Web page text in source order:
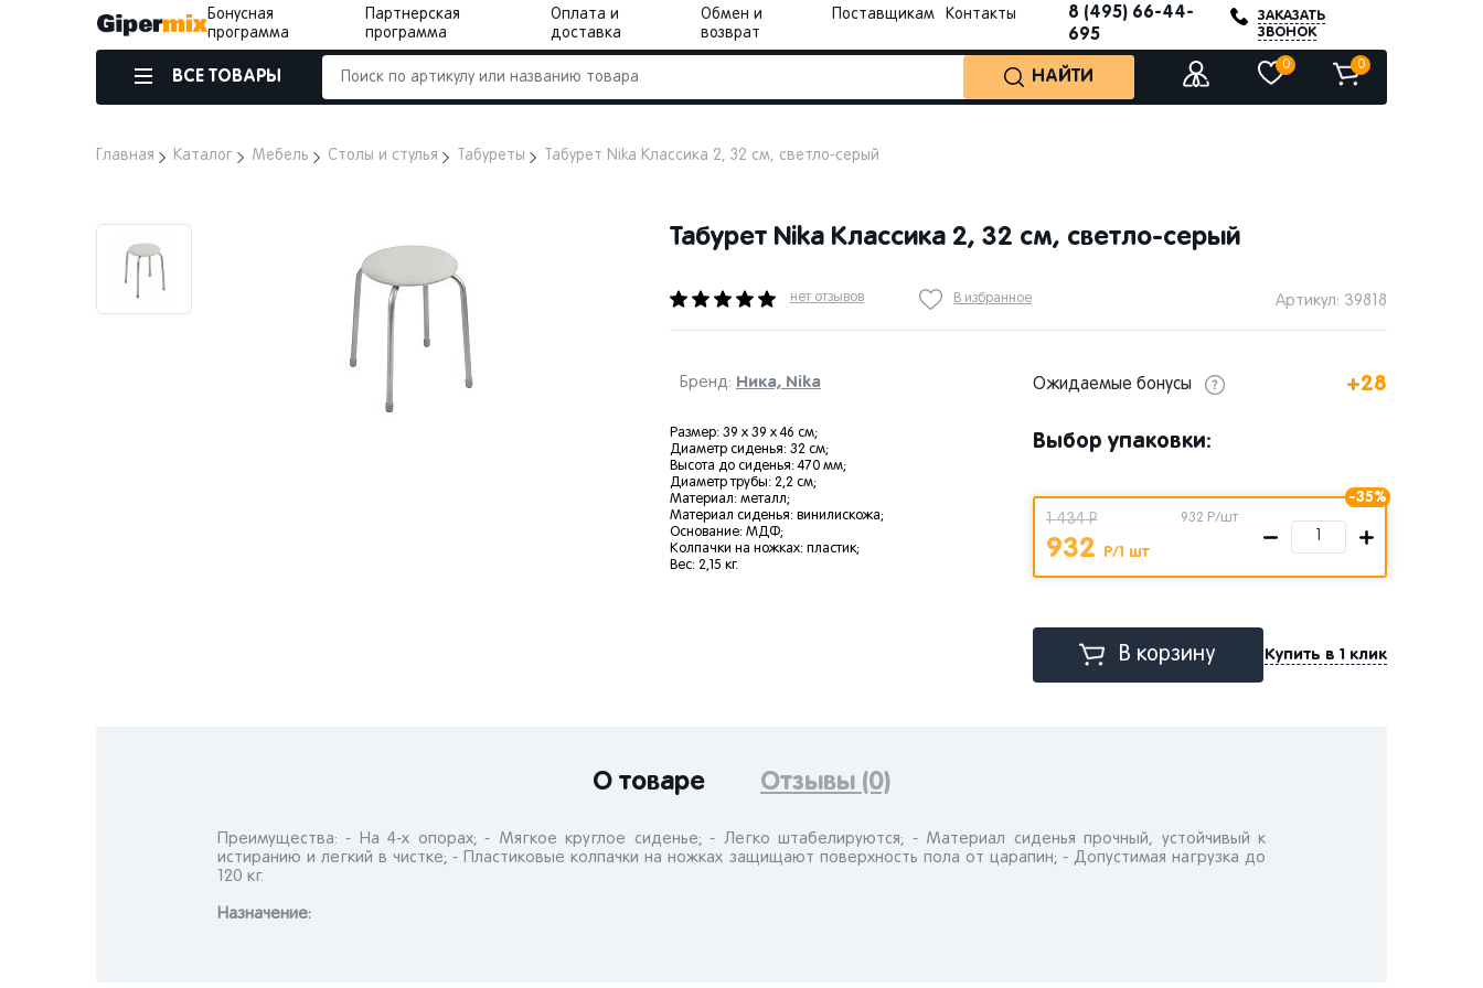
Бонусная
программа
Партнерская
программа
Оплата и
доставка
Обмен и
возврат
Поставщикам Контакты
8 (495) 66-44-
695
ЗАКАЗАТЬ
ЗВОНОК
ВСЕ ТОВАРЫ НАЙТИ
0 0
Главная Каталог Мебель Столы и стулья Табуреты Табурет Nika Классика 2, 32 см, светло-серый
Табурет Nika Классика 2, 32 см, светло-серый
нет отзывов В избранное Артикул: 39818
Бренд: Ника, Nika
Размер: 39 х 39 х 46 см;
Диаметр сиденья: 32 см;
Высота до сиденья: 470 мм;
Диаметр трубы: 2,2 см;
Материал: металл;
Материал сиденья: винилискожа;
Основание: МДФ;
Колпачки на ножках: пластик;
Вес: 2,15 кг.
Ожидаемые бонусы +28
Выбор упаковки:
-35%
1 434 Р
932 Р/1 шт
932 Р/шт
В корзину Купить в 1 клик
О товаре Отзывы (0)
Преимущества: - На 4-х опорах; - Мягкое круглое сиденье; - Легко штабелируются; - Материал сиденья прочный, устойчивый к
истиранию и легкий в чистке; - Пластиковые колпачки на ножках защищают поверхность пола от царапин; - Допустимая нагрузка до
120 кг.
Назначениe: